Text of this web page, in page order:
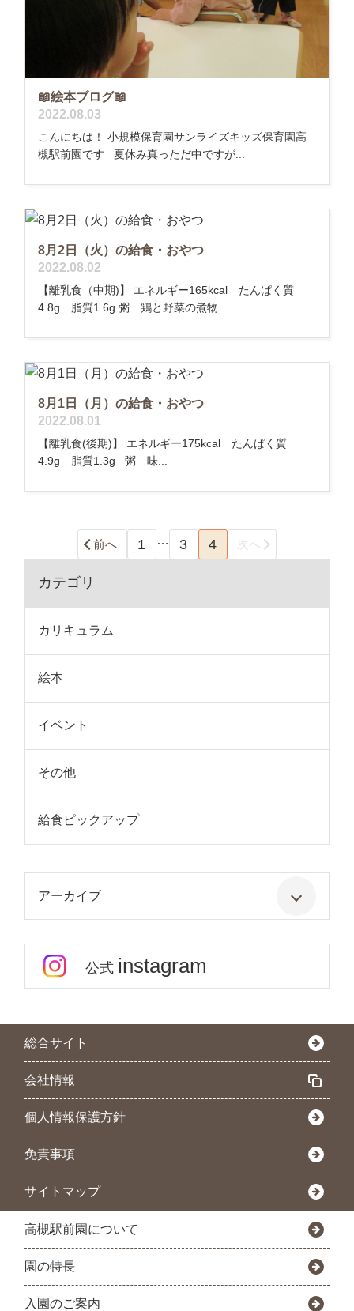
📖絵本ブログ📖
2022.08.03
こんにちは！ 小規模保育園サンライズキッズ保育園高
槻駅前園です 夏休み真っただ中ですが...
8月2日（火）の給食・おやつ
2022.08.02
【離乳食（中期)】 エネルギー165kcal たんぱく質
4.8g 脂質1.6g 粥 鶏と野菜の煮物 ...
8月1日（月）の給食・おやつ
2022.08.01
【離乳食(後期)】 エネルギー175kcal たんぱく質
4.9g 脂質1.3g 粥 味...
前へ 1 … 3 4 次へ
カテゴリ
カリキュラム
絵本
イベント
その他
給食ピックアップ
アーカイブ
公式 instagram
総合サイト
会社情報
個人情報保護方針
免責事項
サイトマップ
高槻駅前園について
園の特長
入園のご案内